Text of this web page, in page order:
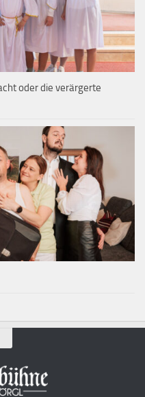
oder die verärgerte